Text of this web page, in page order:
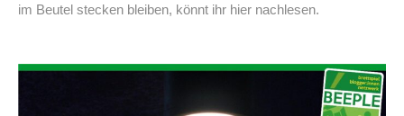
im Beutel stecken bleiben, könnt ihr hier nachlesen.